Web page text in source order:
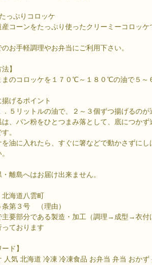
っぷりコロッケ
コーンをたっぷり使ったクリーミーコロッケ
のお手軽調理やお弁当にご利用下さい。
】
まのコロッケを１７０℃～１８０℃の油で５～
げるポイント
５リットルの油で、２～３個ずつ揚げるのが
、パン粉をひとつまみ落として、底につかず
。
を油に入れたら、すぐに箸などで動かさずに
離島へはお届け出来ません。
北海道八雲町
条第３号 （理由）
主要部分である製造・加工（調理→成型→衣
っております
ド】
人気 北海道 冷凍 冷凍食品 お弁当 弁当 おか